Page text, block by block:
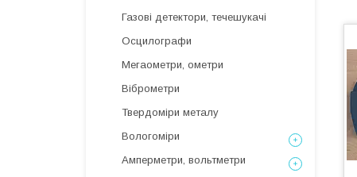
Газові детектори, течешукачі
Осцилографи
Мегаометри, ометри
Віброметри
Твердоміри металу
Вологоміри
Амперметри, вольтметри